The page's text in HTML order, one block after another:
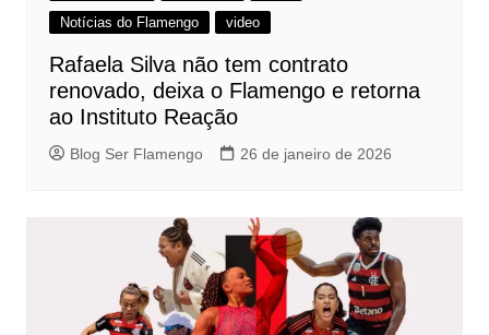
Notícias do Flamengo
video
Rafaela Silva não tem contrato
renovado, deixa o Flamengo e retorna
ao Instituto Reação
Blog Ser Flamengo 26 de janeiro de 2026